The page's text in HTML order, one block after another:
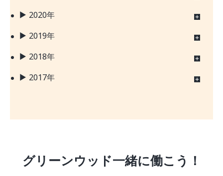
2020年
2019年
2018年
2017年
グリーンウッド一緒に働こう！